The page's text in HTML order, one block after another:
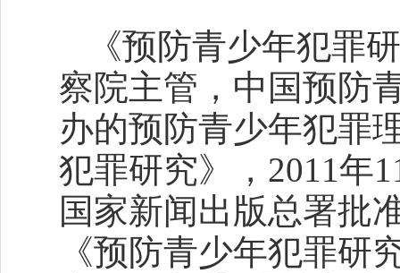
《预防青少年犯罪
察院主管，中国预防
办的预防青少年犯罪
犯罪研究》，2011年
国家新闻出版总署批
《预防青少年犯罪研